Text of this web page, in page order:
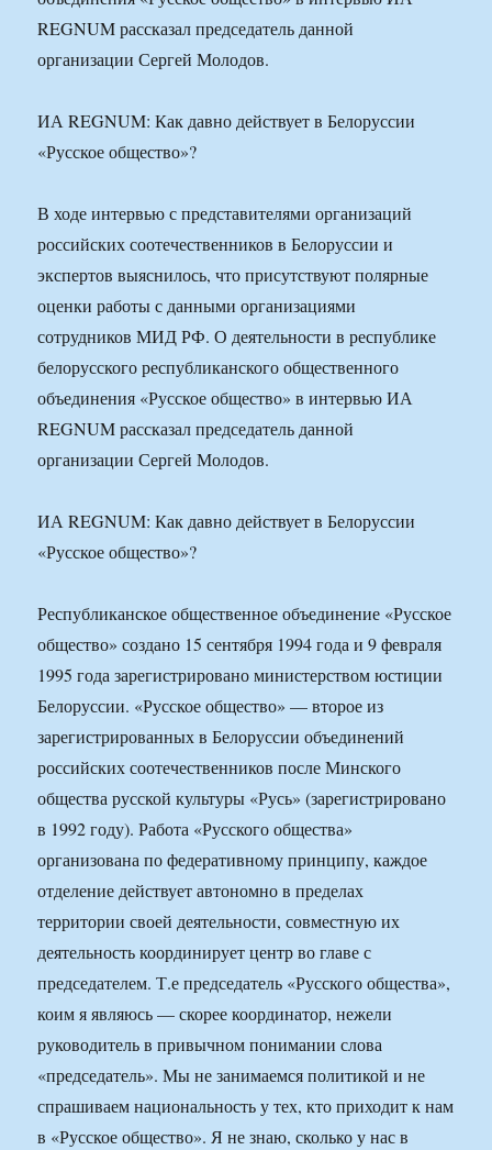
REGNUM рассказал председатель данной
организации Сергей Молодов.
ИА REGNUM: Как давно действует в Белоруссии
«Русское общество»?
В ходе интервью с представителями организаций
российских соотечественников в Белоруссии и
экспертов выяснилось, что присутствуют полярные
оценки работы с данными организациями
сотрудников МИД РФ. О деятельности в республике
белорусского республиканского общественного
объединения «Русское общество» в интервью ИА
REGNUM рассказал председатель данной
организации Сергей Молодов.
ИА REGNUM: Как давно действует в Белоруссии
«Русское общество»?
Республиканское общественное объединение «Русское
общество» создано 15 сентября 1994 года и 9 февраля
1995 года зарегистрировано министерством юстиции
Белоруссии. «Русское общество» — второе из
зарегистрированных в Белоруссии объединений
российских соотечественников после Минского
общества русской культуры «Русь» (зарегистрировано
в 1992 году). Работа «Русского общества»
организована по федеративному принципу, каждое
отделение действует автономно в пределах
территории своей деятельности, совместную их
деятельность координирует центр во главе с
председателем. Т.е председатель «Русского общества»,
коим я являюсь — скорее координатор, нежели
руководитель в привычном понимании слова
«председатель». Мы не занимаемся политикой и не
спрашиваем национальность у тех, кто приходит к нам
в «Русское общество». Я не знаю, сколько у нас в